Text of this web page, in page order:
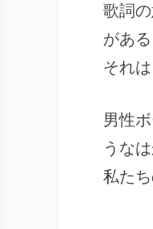
歌詞
がある
それ
男性
うな
私た